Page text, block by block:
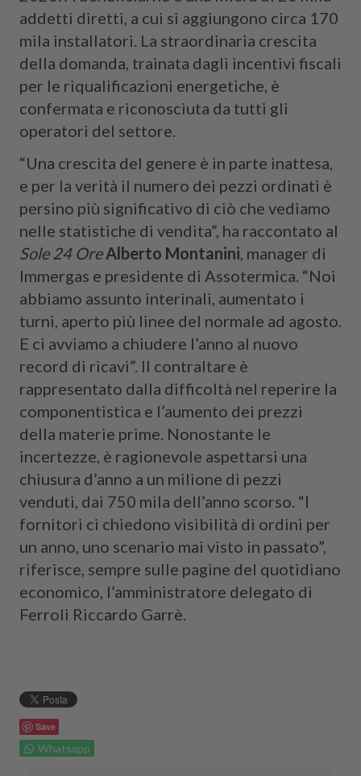
addetti diretti, a cui si aggiungono circa 170
mila installatori. La straordinaria crescita
della domanda, trainata dagli incentivi fiscali
per le riqualificazioni energetiche, è
confermata e riconosciuta da tutti gli
operatori del settore.
“Una crescita del genere è in parte inattesa,
e per la verità il numero dei pezzi ordinati è
persino più significativo di ciò che vediamo
nelle statistiche di vendita”, ha raccontato al
Sole 24 Ore Alberto Montanini , manager di
Immergas e presidente di Assotermica. “Noi
abbiamo assunto interinali, aumentato i
turni, aperto più linee del normale ad agosto.
E ci avviamo a chiudere l’anno al nuovo
record di ricavi”. Il contraltare è
rappresentato dalla difficoltà nel reperire la
componentistica e l’aumento dei prezzi
della materie prime. Nonostante le
incertezze, è ragionevole aspettarsi una
chiusura d’anno a un milione di pezzi
venduti, dai 750 mila dell’anno scorso. “I
fornitori ci chiedono visibilità di ordini per
un anno, uno scenario mai visto in passato”,
riferisce, sempre sulle pagine del quotidiano
economico, l’amministratore delegato di
Ferroli Riccardo Garrè.
Save
Whatsapp